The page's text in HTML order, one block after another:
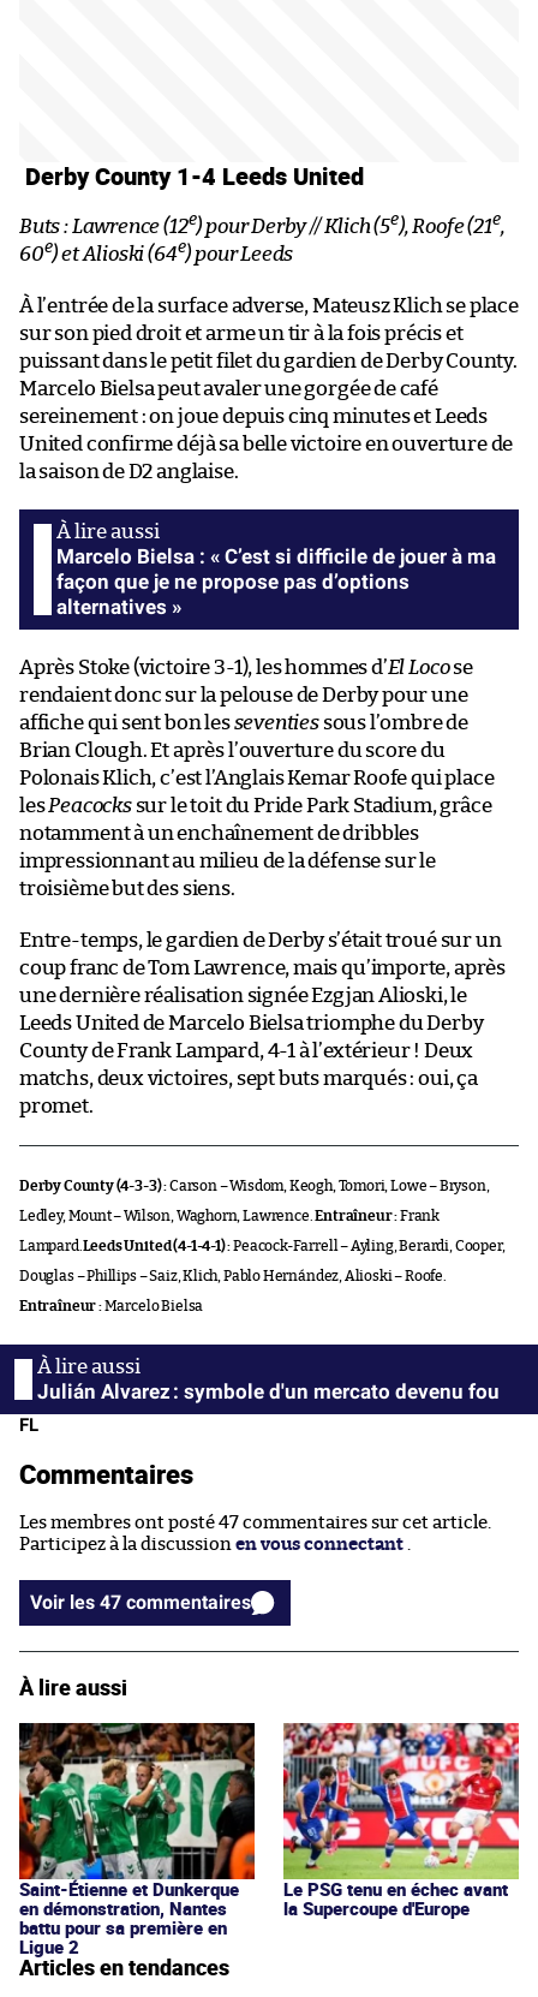
Derby County 1-4 Leeds United
Buts : Lawrence (12e) pour Derby // Klich (5e), Roofe (21e,
60e) et Alioski (64e) pour Leeds
À l’entrée de la surface adverse, Mateusz Klich se place
sur son pied droit et arme un tir à la fois précis et
puissant dans le petit filet du gardien de Derby County.
Marcelo Bielsa peut avaler une gorgée de café
sereinement : on joue depuis cinq minutes et Leeds
United confirme déjà sa belle victoire en ouverture de
la saison de D2 anglaise.
Marcelo Bielsa : « C’est si difficile de jouer à ma
façon que je ne propose pas d’options
alternatives »
Après Stoke (victoire 3-1), les hommes d’El Locose
rendaient donc sur la pelouse de Derby pour une
affiche qui sent bon lesseventiessous l’ombre de
Brian Clough. Et après l’ouverture du score du
Polonais Klich, c’est l’Anglais Kemar Roofe qui place
lesPeacockssur le toit du Pride Park Stadium, grâce
notamment à un enchaînement de dribbles
impressionnant au milieu de la défense sur le
troisième but des siens.
Entre-temps, le gardien de Derby s’était troué sur un
coup franc de Tom Lawrence, mais qu’importe, après
une dernière réalisation signée Ezgjan Alioski, le
Leeds United de Marcelo Bielsa triomphe du Derby
County de Frank Lampard, 4-1 à l’extérieur ! Deux
matchs, deux victoires, sept buts marqués : oui, ça
promet.
Derby County (4-3-3) :Carson – Wisdom, Keogh, Tomori, Lowe – Bryson,
Ledley, Mount – Wilson, Waghorn, Lawrence.Entraîneur :Frank
Lampard. Leeds United (4-1-4-1) :Peacock-Farrell – Ayling, Berardi, Cooper,
Douglas – Phillips – Saiz, Klich, Pablo Hernández, Alioski – Roofe.
Entraîneur :Marcelo Bielsa
Julián Alvarez : symbole d'un mercato devenu fou
FL
Commentaires
Les membres ont posté 47 commentaires sur cet article.
Participez à la discussion en vous connectant
Voir les 47 commentaires
À lire aussi
Saint-Étienne et Dunkerque
en démonstration, Nantes
battu pour sa première en
Ligue 2
Le PSG tenu en échec avant
la Supercoupe d'Europe
Articles en tendances